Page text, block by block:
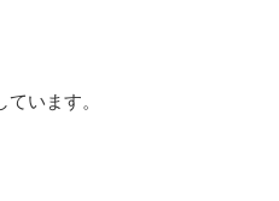
います。